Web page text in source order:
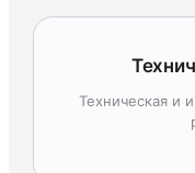
Техническая и